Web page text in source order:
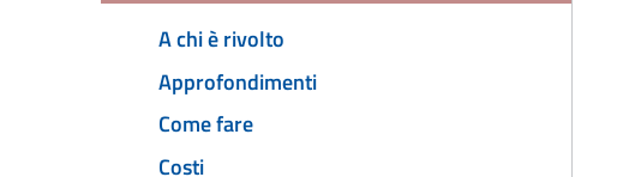
A chi è rivolto
Approfondimenti
Come fare
Costi